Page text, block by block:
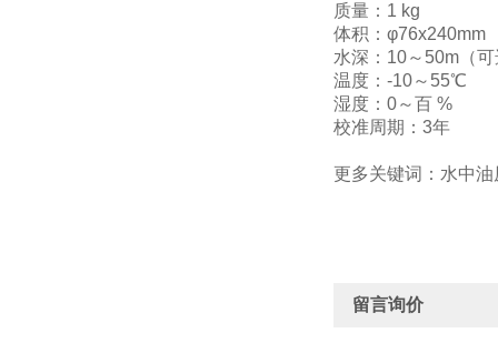
质量：1 kg
体积：φ76x240mm
水深：10～50m（
温度：-10～55℃
湿度：0～百 %
校准周期：3年
更多关键词：水中
留言询价